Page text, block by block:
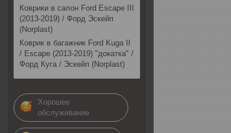
Коврики в салон Ford Escape III
(2013-2019) / Форд Эскейп
(Norplast)
Коврик в багажник Ford Kuga II
/ Escape (2013-2019) "докатка" /
Форд Куга / Эскейп (Norplast)
Хорошее
обслуживание